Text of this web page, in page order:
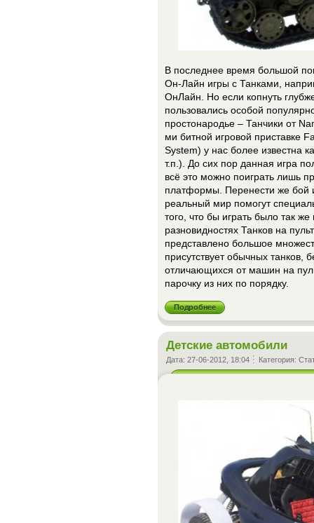
В последнее время большой
Он-Лайн игры с Танками,
ОнЛайн. Но если копнуть
пользовались особой
простонародье – Танчики от
ми битной игровой приставке
System) у нас более известна
т.п.). До сих пор данная игра
всё это можно поиграть лишь
платформы. Перенести же бой
реальный мир помогут
того, что бы играть было так
разновидностях Танков на
представлено большое
присутствует обычных танков,
отличающихся от машин на
парочку из них по порядку.
Подробнее
Детские автомобили
Дата: 27-06-2012, 18:04 Категория: